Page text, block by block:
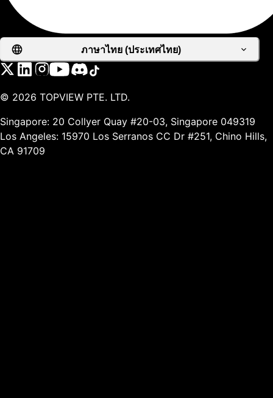
ภาษาไทย (ประเทศไทย)
© 2026 TOPVIEW PTE. LTD.
Singapore: 20 Collyer Quay #20-03, Singapore 049319
Los Angeles: 15970 Los Serranos CC Dr #251, Chino Hills,
CA 91709